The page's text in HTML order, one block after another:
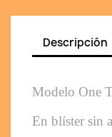
Descripción
Modelo One
En blíster sin